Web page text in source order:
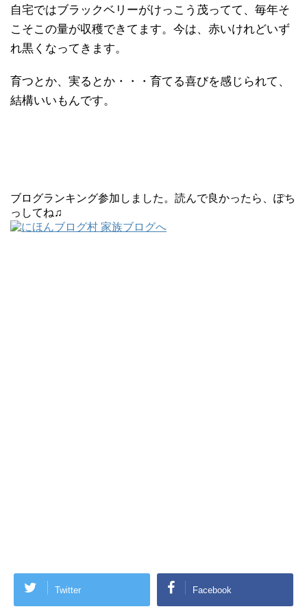
自宅ではブラックベリーがけっこう茂ってて、毎年そ
こそこの量が収穫できてます。今は、赤いけれどいず
れ黒くなってきます。
育つとか、実るとか・・・育てる喜びを感じられて、
結構いいもんです。
ブログランキング参加しました。読んで良かったら、ぽち
っしてね♫
Twitter Facebook